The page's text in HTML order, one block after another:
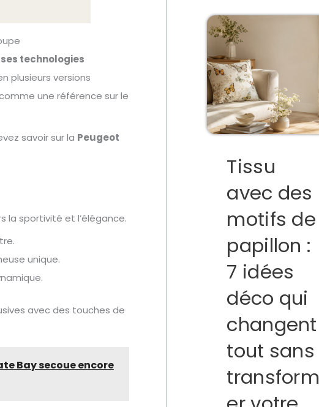
technologies
plusieurs versions
une référence sur le
savoir sur la Peugeot
la sportivité et l’élégance.
unique.
avec des touches de
Bay secoue encore
Tissu
avec des
motifs de
papillon :
7 idées
déco qui
changent
tout sans
transform